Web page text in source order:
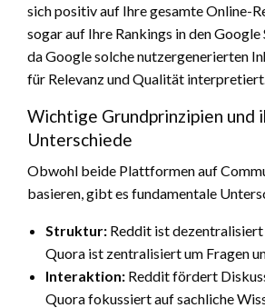
sich positiv auf Ihre gesamte Online-
sogar auf Ihre Rankings in den Google
da Google solche nutzergenerierten
für Relevanz und Qualität
Wichtige Grundprinzipien und
Unterschiede
Obwohl beide Plattformen auf
basieren, gibt es fundamentale
Struktur: Reddit ist
Quora ist zentralisiert um Fragen
Interaktion: Reddit fördert
Quora fokussiert auf sachliche